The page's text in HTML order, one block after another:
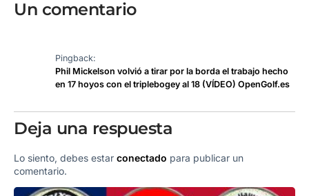
Un comentario
Pingback:
Phil Mickelson volvió a tirar por la borda el trabajo hecho
en 17 hoyos con el triplebogey al 18 (VÍDEO) OpenGolf.es
Deja una respuesta
Lo siento, debes estar conectado para publicar un
comentario.